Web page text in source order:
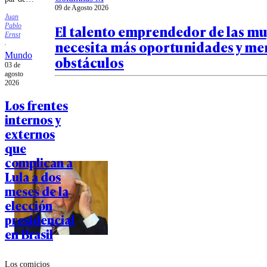
presidiario",
mientras
dijo que los
dichos del
mandatario
trasandino
"payasadas".
Juan
Pablo
Ernst
Mundo
03 de
agosto
2026
Los frentes
internos y
externos
que
complican a
Lula a dos
meses de la
elección
presidencial
en Brasil
Los comicios
09 de Agosto 2026
El talento emprendedor de las
necesita más oportunidades y
obstáculos